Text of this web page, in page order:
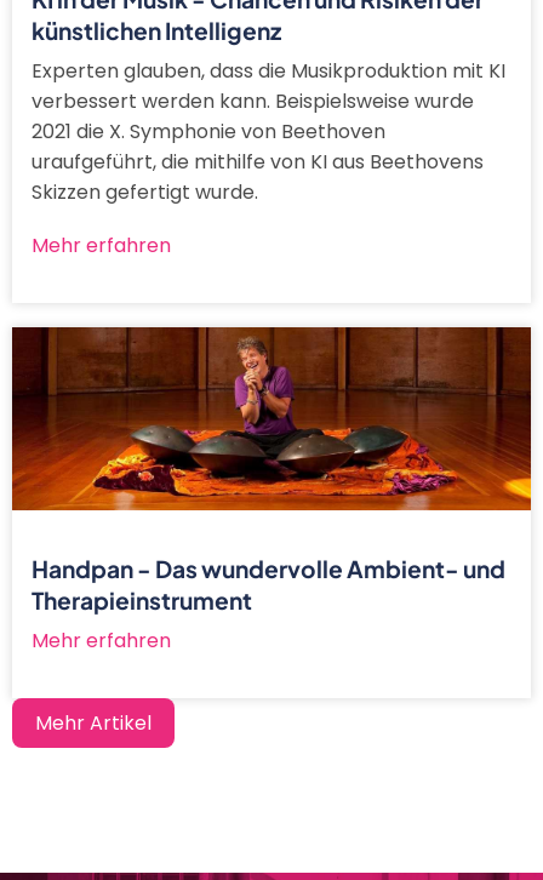
künstlichen Intelligenz
Experten glauben, dass die Musikproduktion mit KI
verbessert werden kann. Beispielsweise wurde
2021 die X. Symphonie von Beethoven
uraufgeführt, die mithilfe von KI aus Beethovens
Skizzen gefertigt wurde.
Mehr erfahren
Handpan - Das wundervolle Ambient- und
Therapieinstrument
Mehr erfahren
Mehr Artikel